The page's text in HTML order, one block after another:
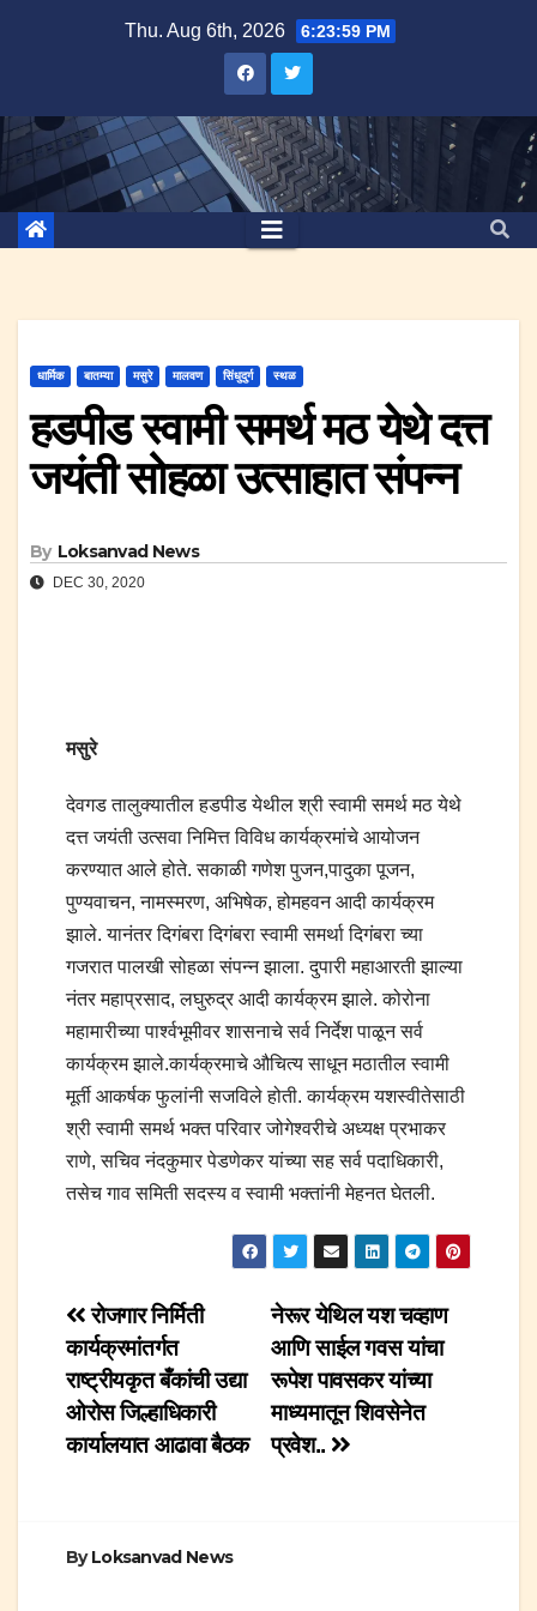
Thu. Aug 6th, 2026 6:23:59 PM
धार्मिक बातम्या मसुरे मालवण सिंधुदुर्ग स्थळ
हडपीड स्वामी समर्थ मठ येथे दत्त
जयंती सोहळा उत्साहात संपन्न
By Loksanvad News
DEC 30, 2020
मसुरे
देवगड तालुक्यातील हडपीड येथील श्री स्वामी समर्थ मठ येथे
दत्त जयंती उत्सवा निमित्त विविध कार्यक्रमांचे आयोजन
करण्यात आले होते. सकाळी गणेश पुजन,पादुका पूजन,
पुण्यवाचन, नामस्मरण, अभिषेक, होमहवन आदी कार्यक्रम
झाले. यानंतर दिगंबरा दिगंबरा स्वामी समर्था दिगंबरा च्या
गजरात पालखी सोहळा संपन्न झाला. दुपारी महाआरती झाल्या
नंतर महाप्रसाद, लघुरुद्र आदी कार्यक्रम झाले. कोरोना
महामारीच्या पार्श्वभूमीवर शासनाचे सर्व निर्देश पाळून सर्व
कार्यक्रम झाले.कार्यक्रमाचे औचित्य साधून मठातील स्वामी
मूर्ती आकर्षक फुलांनी सजविले होती. कार्यक्रम यशस्वीतेसाठी
श्री स्वामी समर्थ भक्त परिवार जोगेश्वरीचे अध्यक्ष प्रभाकर
राणे, सचिव नंदकुमार पेडणेकर यांच्या सह सर्व पदाधिकारी,
तसेच गाव समिती सदस्य व स्वामी भक्तांनी मेहनत घेतली.
Post
navigation
नेरूर येथिल यश चव्हाण
आणि साईल गवस यांचा
रूपेश पावसकर यांच्या
माध्यमातून शिवसेनेत
प्रवेश..
रोजगार निर्मिती
कार्यक्रमांतर्गत
राष्ट्रीयकृत बँकांची उद्या
ओरोस जिल्हाधिकारी
कार्यालयात आढावा बैठक
ByLoksanvad News